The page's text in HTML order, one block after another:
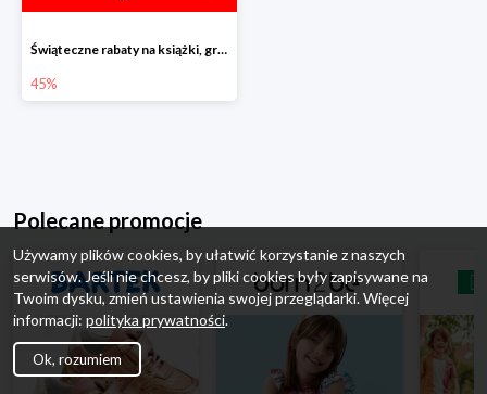
Świąteczne rabaty na książki, gry i zabawki do -45%
45%
Polecane promocje
Używamy plików cookies, by ułatwić korzystanie z naszych
serwisów. Jeśli nie chcesz, by pliki cookies były zapisywane na
Twoim dysku, zmień ustawienia swojej przeglądarki. Więcej
informacji: polityka prywatności.
Ok, rozumiem